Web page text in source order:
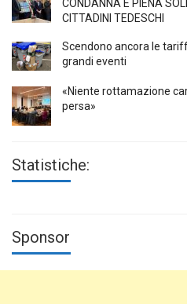
CONDANNA E PIENA
CITTADINI TEDESCHI
Scendono ancora le
grandi eventi
«Niente rottamazione
persa»
Statistiche:
Sponsor